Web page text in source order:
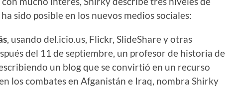
sido posible en los nuevos medios sociales:
, usando del.icio.us, Flickr, SlideShare y otras
del 11 de septiembre, un profesor de historia de
un blog que se convirtió en un recurso
los combates en Afganistán e Iraq, nombra Shirky